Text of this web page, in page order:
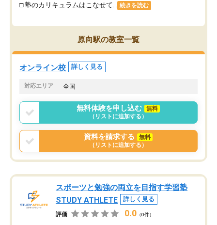
□ 塾のカリキュラムはこなせて...
続きを読む
原向駅の教室一覧
オンライン校 詳しく見る
対応エリア 全国
無料体験を申し込む
無料
（リストに追加する）
資料を請求する
無料
（リストに追加する）
スポーツと勉強の両立を目指す学習塾
STUDY ATHLETE
詳しく見る
評価 0.0 （0件）